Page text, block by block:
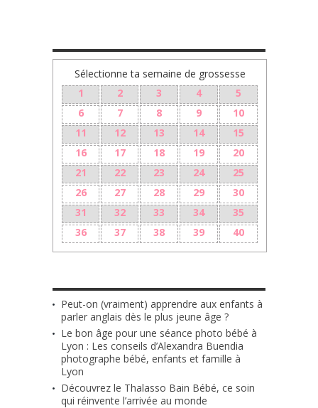
Sélectionne ta semaine de grossesse
1
2 3 4
5
6
7 8 9
10
11
12 13 14
15
16
17 18 19
20
21
22 23 24
25
26
27 28 29
30
31
32 33 34
35
36
37 38 39 40
Peut-on (vraiment) apprendre aux enfants à
parler anglais dès le plus jeune âge ?
Le bon âge pour une séance photo bébé à
Lyon : Les conseils d’Alexandra Buendia
photographe bébé, enfants et famille à
Lyon
Découvrez le Thalasso Bain Bébé, ce soin
qui réinvente l’arrivée au monde